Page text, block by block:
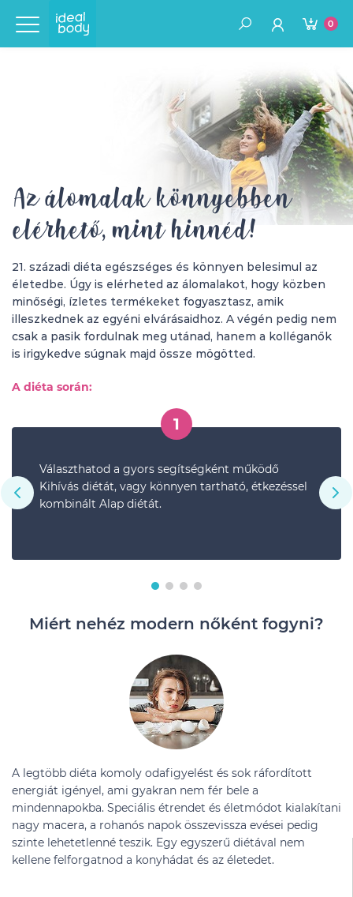
0
Az álomalak könnyebben
elérhető, mint hinnéd!
21. századi diéta egészséges és könnyen belesimul az
életedbe. Úgy is elérheted az álomalakot, hogy közben
minőségi, ízletes termékeket fogyasztasz, amik
illeszkednek az egyéni elvárásaidhoz. A végén pedig nem
csak a pasik fordulnak meg utánad, hanem a kolléganők
is irigykedve súgnak majd össze mögötted.
A diéta során:
1
Választhatod a gyors segítségként működő
Kihívás diétát, vagy könnyen tartható, étkezéssel
kombinált Alap diétát.
Miért nehéz modern nőként fogyni?
A legtöbb diéta komoly odafigyelést és sok ráfordított
energiát igényel, ami gyakran nem fér bele a
mindennapokba. Speciális étrendet és életmódot kialakítani
nagy macera, a rohanós napok összevissza evései pedig
szinte lehetetlenné teszik. Egy egyszerű diétával nem
kellene felforgatnod a konyhádat és az életedet.